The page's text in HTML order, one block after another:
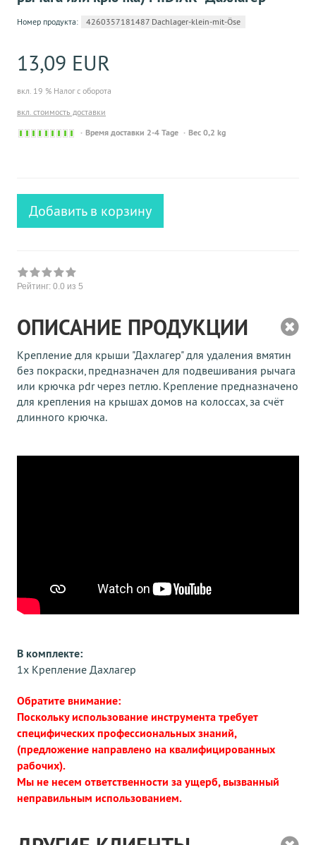
Номер продукта: 4260357181487 Dachlager-klein-mit-Öse
13,09 EUR
вкл. 19 % Налог с оборота
вкл. стоимость доставки
Sofort
Время доставки 2-4 Tage Вес 0,2 kg
Добавить в корзину
Рейтинг: 0.0 из 5
ОПИСАНИЕ ПРОДУКЦИИ
Крепление для крыши "Даxлагер" для удаления вмятин
без покраски, предназначен для подвешивания рычага
или крючка pdr через петлю. Крепление предназначено
для крепления на крышах домов на колоссах, за счёт
длинного крючка.
В комплекте:
1x Крепление Дахлагер
Обратите внимание:
Поскольку использование инструмента требует
специфических профессиональных знаний,
(предложение направлено на квалифицированных
рабочих).
Мы не несем ответственности за ущерб, вызванный
неправильным использованием.